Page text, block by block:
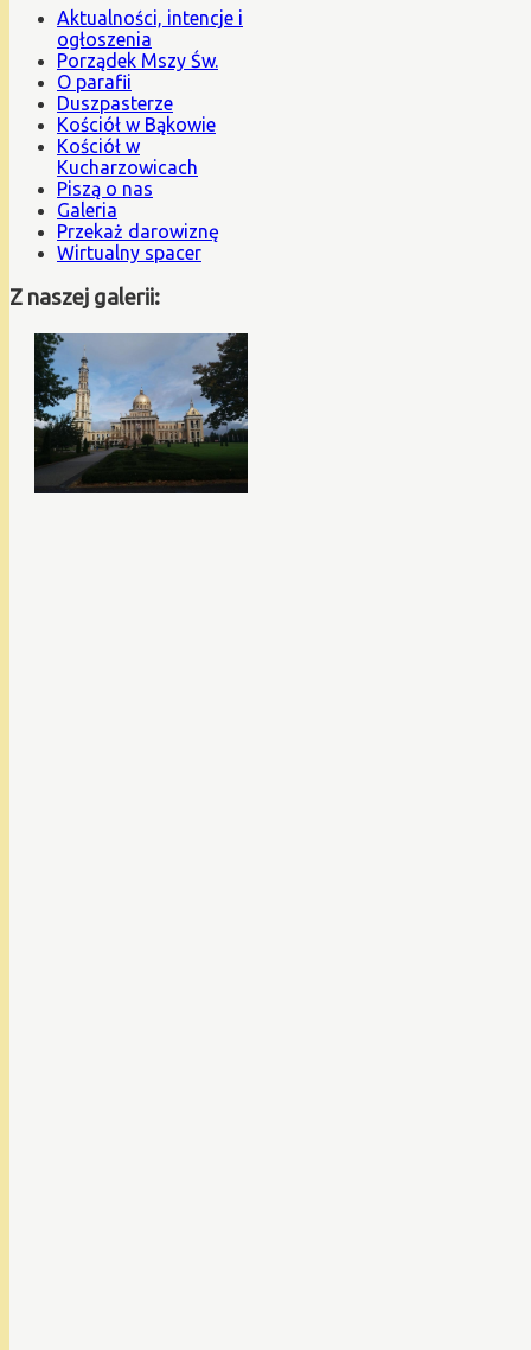
Aktualności, intencje i
ogłoszenia
Porządek Mszy Św.
O parafii
Duszpasterze
Kościół w Bąkowie
Kościół w
Kucharzowicach
Piszą o nas
Galeria
Przekaż darowiznę
Wirtualny spacer
Z naszej galerii: